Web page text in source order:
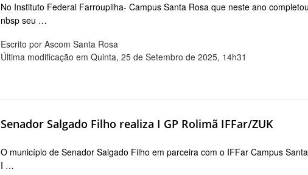
No Instituto Federal Farroupilha- Campus Santa Rosa que neste ano
nbsp seu …
Escrito por Ascom Santa Rosa
Última modificação em Quinta, 25 de Setembro de 2025, 14h31
Senador Salgado Filho realiza I GP Rolimã IFFar/ZUK
O município de Senador Salgado Filho em parceira com o IFFar Campus
I …